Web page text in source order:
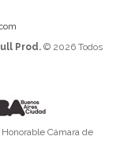
Prod.© 2026 Todos
Cámara de